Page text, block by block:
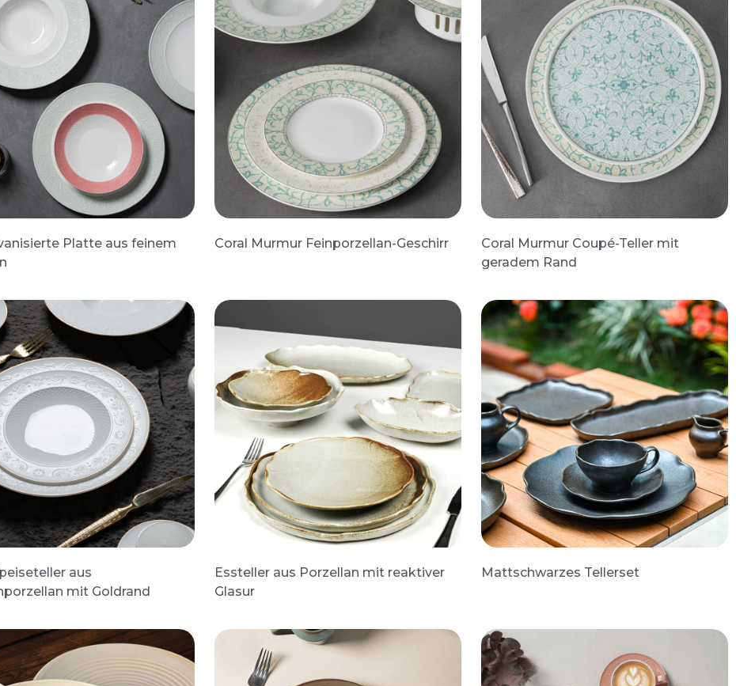
Platte aus feinem
Coral Murmur Feinporzellan-Geschirr
Coral Murmur Coupé-Teller mit
geradem Rand
aus
mit Goldrand
Essteller aus Porzellan mit reaktiver
Glasur
Mattschwarzes Tellerset